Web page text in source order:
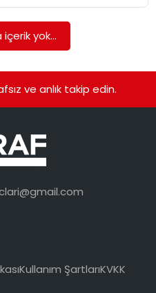
yok...
ve anlık takip edin.
Kullanım ŞartlarıKVKK